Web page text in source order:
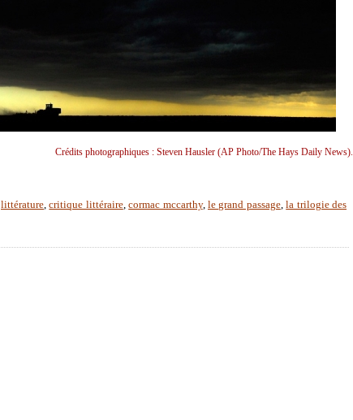
Crédits photographiques : Steven Hausler (AP Photo/The Hays Daily News).
littérature,critique littéraire,cormac mccarthy,le grand passage,la trilogie des